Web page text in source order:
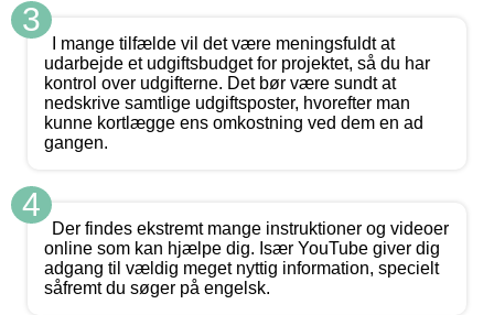
3
I mange tilfælde vil det være meningsfuldt at
udarbejde et udgiftsbudget for projektet, så du har
kontrol over udgifterne. Det bør være sundt at
nedskrive samtlige udgiftsposter, hvorefter man
kunne kortlægge ens omkostning ved dem en ad
gangen.
4
Der findes ekstremt mange instruktioner og videoer
online som kan hjælpe dig. Især YouTube giver dig
adgang til vældig meget nyttig information, specielt
såfremt du søger på engelsk.